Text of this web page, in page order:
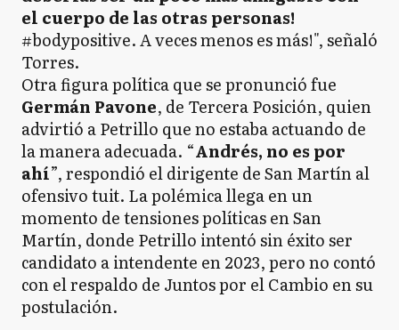
el cuerpo de las otras personas!
#bodypositive. A veces menos es más!", señaló
Torres.
Otra figura política que se pronunció fue
Germán Pavone, de Tercera Posición, quien
advirtió a Petrillo que no estaba actuando de
la manera adecuada. “Andrés, no es por
ahí”, respondió el dirigente de San Martín al
ofensivo tuit. La polémica llega en un
momento de tensiones políticas en San
Martín, donde Petrillo intentó sin éxito ser
candidato a intendente en 2023, pero no contó
con el respaldo de Juntos por el Cambio en su
postulación.